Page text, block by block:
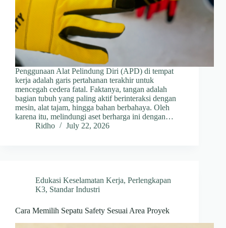
Penggunaan Alat Pelindung Diri (APD) di tempat
kerja adalah garis pertahanan terakhir untuk
mencegah cedera fatal. Faktanya, tangan adalah
bagian tubuh yang paling aktif berinteraksi dengan
mesin, alat tajam, hingga bahan berbahaya. Oleh
karena itu, melindungi aset berharga ini dengan…
Ridho
July 22, 2026
Edukasi Keselamatan Kerja, Perlengkapan
K3, Standar Industri
Cara Memilih Sepatu Safety Sesuai Area Proyek